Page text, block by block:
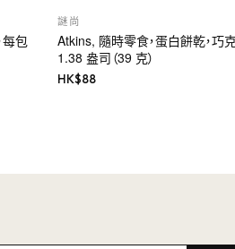
每包
謎尚
Atkins, 隨時零食，蛋白餅乾，巧
1.38 盎司（39 克）
HK$88